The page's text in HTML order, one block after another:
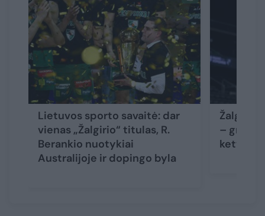
Lietuvos sporto savaitė: dar
vienas „Žalgirio“ titulas, R.
Berankio nuotykiai
Australijoje ir dopingo byla
–